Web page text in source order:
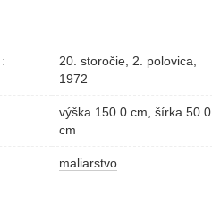
20. storočie, 2. polovica,
1972
výška 150.0 cm, šírka 50.0
cm
maliarstvo